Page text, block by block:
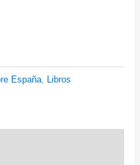
España, Libros